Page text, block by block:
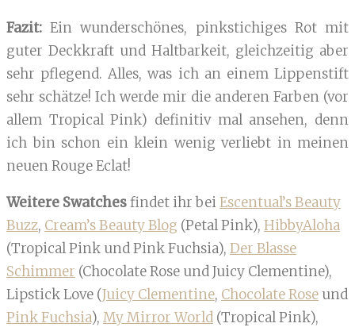
Fazit: Ein wunderschönes, pinkstichiges Rot mit
guter Deckkraft und Haltbarkeit, gleichzeitig aber
sehr pflegend. Alles, was ich an einem Lippenstift
sehr schätze! Ich werde mir die anderen Farben (vor
allem Tropical Pink) definitiv mal ansehen, denn
ich bin schon ein klein wenig verliebt in meinen
neuen Rouge Eclat!
Weitere Swatchesfindet ihr bei Escentual’s Beauty
Buzz, Cream’s Beauty Blog (Petal Pink), HibbyAloha
(Tropical Pink und Pink Fuchsia), Der Blasse
Schimmer (Chocolate Rose und Juicy Clementine),
Lipstick Love (Juicy Clementine, Chocolate Rose und
Pink Fuchsia), My Mirror World (Tropical Pink),